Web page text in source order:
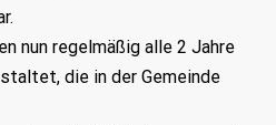
nun regelmäßig alle 2 Jahre
die in der Gemeinde